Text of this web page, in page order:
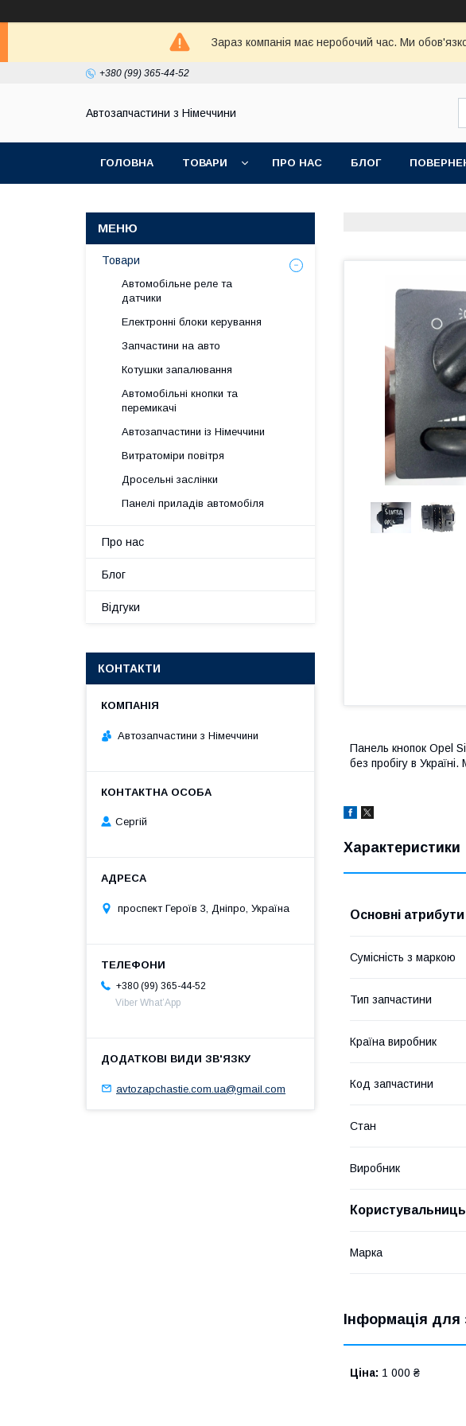
Зараз компанія має неробочий час. Ми
+380 (99) 365-44-52
Автозапчастини з Німеччини
ГОЛОВНА ТОВАРИ ПРО НАС БЛОГ
Панель кнопок Opel
без пробігу в
Характеристики
Основні атрибути
Сумісність з маркою
Тип запчастини
Країна виробник
Код запчастини
Стан
Виробник
Марка
Інформація для
Ціна: 1 000 ₴
Товари
Автомобільне реле та
датчики
Електронні блоки керування
Запчастини на авто
Котушки запалювання
Автомобільні кнопки та
перемикачі
Автозапчастини із Німеччини
Витратоміри повітря
Дросельні заслінки
Панелі приладів автомобіля
Про нас
Блог
Відгуки
КОНТАКТИ
Автозапчастини з Німеччини
Сергій
проспект Героїв 3, Дніпро, Україна
+380 (99) 365-44-52
Viber What’App
avtozapchastie.com.ua@gmail.com